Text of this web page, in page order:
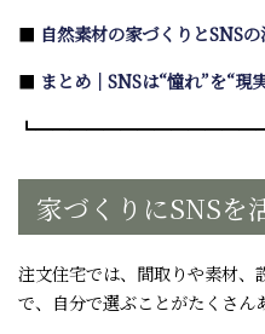
■ 自然素材の家づくりとSNS
■ まとめ｜SNSは“憧れ”を“現
家づくりにSNSを
注文住宅では、間取りや素材、
で、自分で選ぶことがたくさん